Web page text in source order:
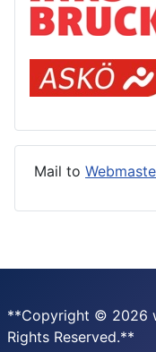
Mail to
**Copyright © 2026
Rights Reserved.**